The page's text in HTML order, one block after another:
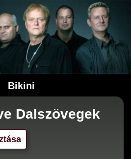
Bikini
Dalszövegek